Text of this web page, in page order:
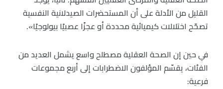
القليل من الأدلة على أن المستحضرات الصيدلانية النفسية
تصحّح اختلالات كيميائية محددة أو عجزًا عصبيًا بيولوجيًا».
في حين إن الصحة العقلية مصطلح واسع يشمل العديد من
الفئات، يقسّم المؤلفون الاضطرابات إلى أربع مجموعات
فرعية: